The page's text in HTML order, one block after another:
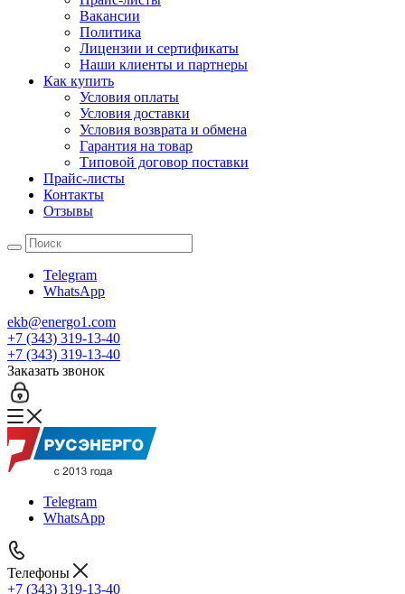
Вакансии
Политика
Лицензии и сертификаты
Наши клиенты и партнеры
Как купить
Условия оплаты
Условия доставки
Условия возврата и обмена
Гарантия на товар
Типовой договор поставки
Прайс-листы
Контакты
Отзывы
Telegram
WhatsApp
ekb@energo1.com
+7 (343) 319-13-40
+7 (343) 319-13-40
Заказать звонок
Telegram
WhatsApp
Телефоны
+7 (343) 319-13-40